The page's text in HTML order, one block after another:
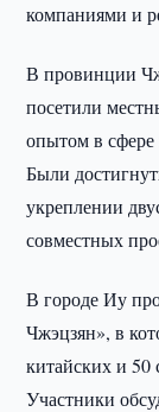
компаниями и
В провинции
посетили
опытом в
Были
укреплении
совместных
В городе Иу
Чжэцзян», в
китайских и 50
Участники